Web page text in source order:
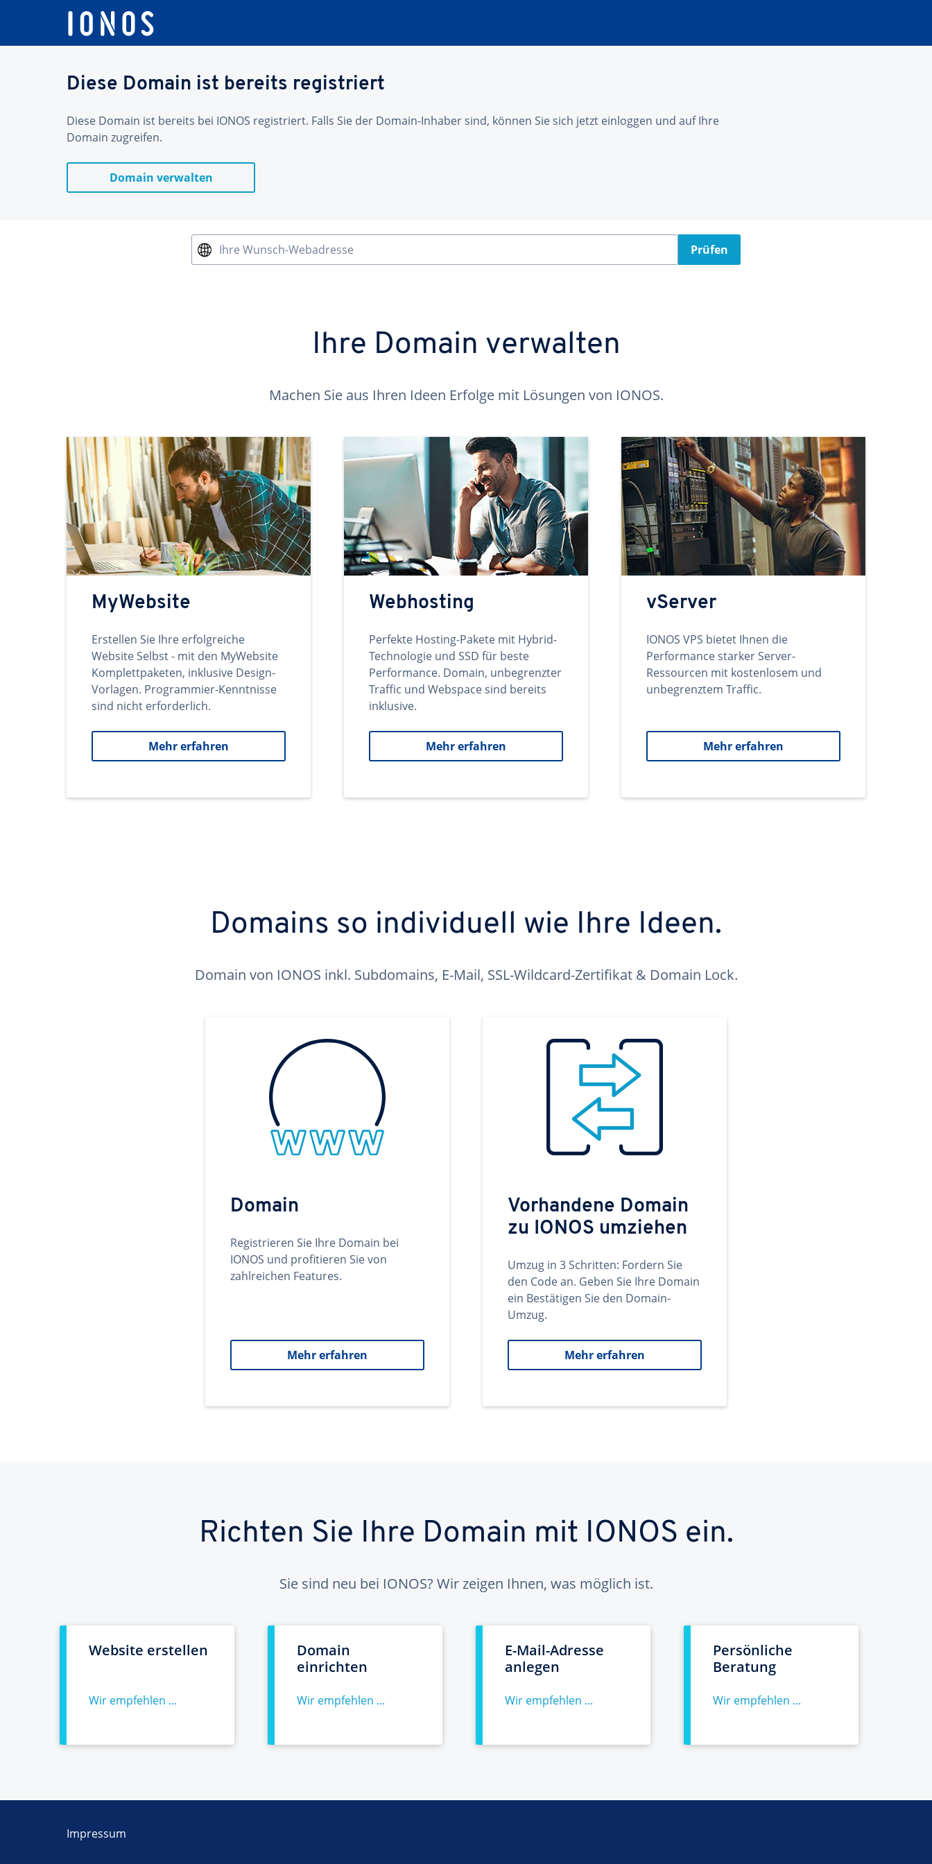
Diese Domain ist bereits registriert
Diese Domain ist bereits bei IONOS registriert. Falls Sie der Domain-Inhaber sind, können Sie sich jetzt einloggen und auf Ihre
Domain zugreifen.
Domain verwalten
Ihre Wunsch-Webadresse Prüfen
Ihre Domain verwalten
Machen Sie aus Ihren Ideen Erfolge mit Lösungen von IONOS.
MyWebsite
Erstellen Sie Ihre erfolgreiche
Website Selbst - mit den MyWebsite
Komplettpaketen, inklusive Design-
Vorlagen. Programmier-Kenntnisse
sind nicht erforderlich.
Mehr erfahren
Webhosting
Perfekte Hosting-Pakete mit Hybrid-
Technologie und SSD für beste
Performance. Domain, unbegrenzter
Traffic und Webspace sind bereits
inklusive.
Mehr erfahren
vServer
IONOS VPS bietet Ihnen die
Performance starker Server-
Ressourcen mit kostenlosem und
unbegrenztem Traffic.
Mehr erfahren
Domains so individuell wie Ihre Ideen.
Domain von IONOS inkl. Subdomains, E-Mail, SSL-Wildcard-Zertifikat & Domain Lock.
Domain
Registrieren Sie Ihre Domain bei
IONOS und profitieren Sie von
zahlreichen Features.
Mehr erfahren
Vorhandene Domain
zu IONOS umziehen
Umzug in 3 Schritten: Fordern Sie
den Code an. Geben Sie Ihre Domain
ein Bestätigen Sie den Domain-
Umzug.
Mehr erfahren
Richten Sie Ihre Domain mit IONOS ein.
Sie sind neu bei IONOS? Wir zeigen Ihnen, was möglich ist.
Website erstellen
Wir empfehlen ...
Domain
einrichten
Wir empfehlen ...
E-Mail-Adresse
anlegen
Wir empfehlen ...
Persönliche
Beratung
Wir empfehlen ...
Impressum